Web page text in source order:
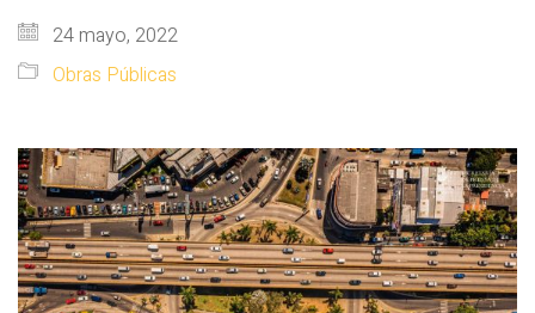
24 mayo, 2022
Obras Públicas